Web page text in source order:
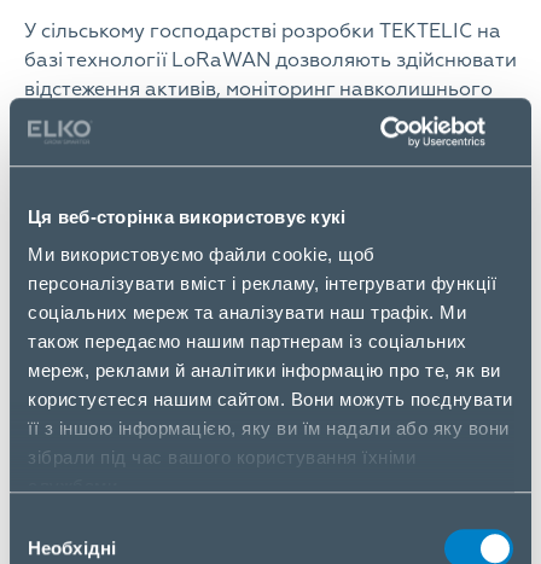
Ця веб-сторінка використовує кукі
Ми використовуємо файли cookie, щоб
персоналізувати вміст і рекламу, інтегрувати функції
соціальних мереж та аналізувати наш трафік. Ми
також передаємо нашим партнерам із соціальних
мереж, реклами й аналітики інформацію про те, як ви
користуєтеся нашим сайтом. Вони можуть поєднувати
її з іншою інформацією, яку ви їм надали або яку вони
зібрали під час вашого користування їхніми
згоди
Необхідні
У сільському господарстві розробки TEKTELIC на
базі технології LoRaWAN дозволяють здійснювати
відстеження активів, моніторинг навколишнього
середовища, контроль вологості грунтів,
управління поливом, точне землеробство і т.д.
на базі технології LoRaWAN можна здійснювати
управління трафіком, паркінгами, освітленням,
оперативно відстежувати якість повітря, стан
інженерних споруд (наприклад, мостів) і т.д. Сфера
застосування подібних IoT-систем сьогодні дуже
широка і вона постійно розвивається.
Одною з головних переваг TEKTELIC є те, що
компанія самостійно здійснює розробку і
конкретного замовника, а з іншого, забезпечує